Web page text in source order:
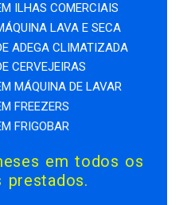
ILHAS COMERCIAIS
LAVA E SECA
ADEGA CLIMATIZADA
CERVEJEIRAS
MÁQUINA DE LAVAR
FREEZERS
FRIGOBAR
em todos os
prestados.